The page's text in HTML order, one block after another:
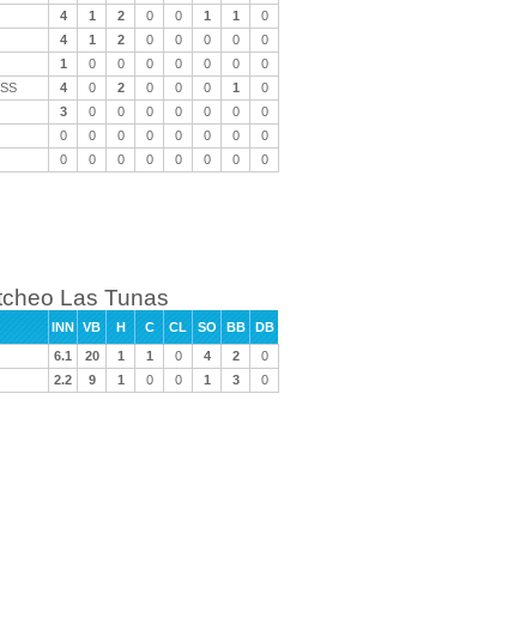
4 1 2 0 0 1 1
0
4 1 2 0 0 0 0
0
1 0 0 0 0 0 0
0
SS 4 0 2 0 0 0 1
0
3 0 0 0 0 0 0
0
0 0 0 0 0 0 0
0
0 0 0 0 0 0 0 0
Las Tunas
INN VB H C CL SO BB
DB
6.1 20 1 1 0 4 2
0
2.2 9 1 0 0 1 3 0